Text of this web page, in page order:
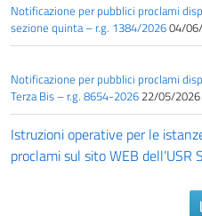
Notificazione per pubblici proclami
sezione quinta – r.g. 1384/202604/
Notificazione per pubblici proclami
Terza Bis – r.g. 8654-2026 22/05/2026
Istruzioni operative per le
proclami sul sito WEB dell’USR